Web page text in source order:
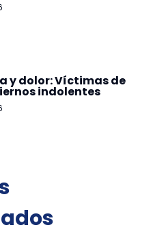
y dolor: Víctimas de
indolentes